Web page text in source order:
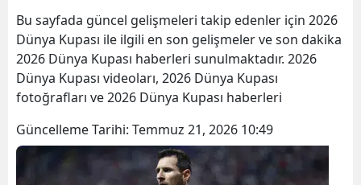
Antalya
Artvin
Bilecik
Bu sayfada güncel gelişmeleri takip edenler için 2026
Dünya Kupası ile ilgili en son gelişmeler ve son dakika
2026 Dünya Kupası haberleri sunulmaktadır. 2026
Dünya Kupası videoları, 2026 Dünya Kupası
fotoğrafları ve 2026 Dünya Kupası haberleri
Güncelleme Tarihi: Temmuz 21, 2026 10:49